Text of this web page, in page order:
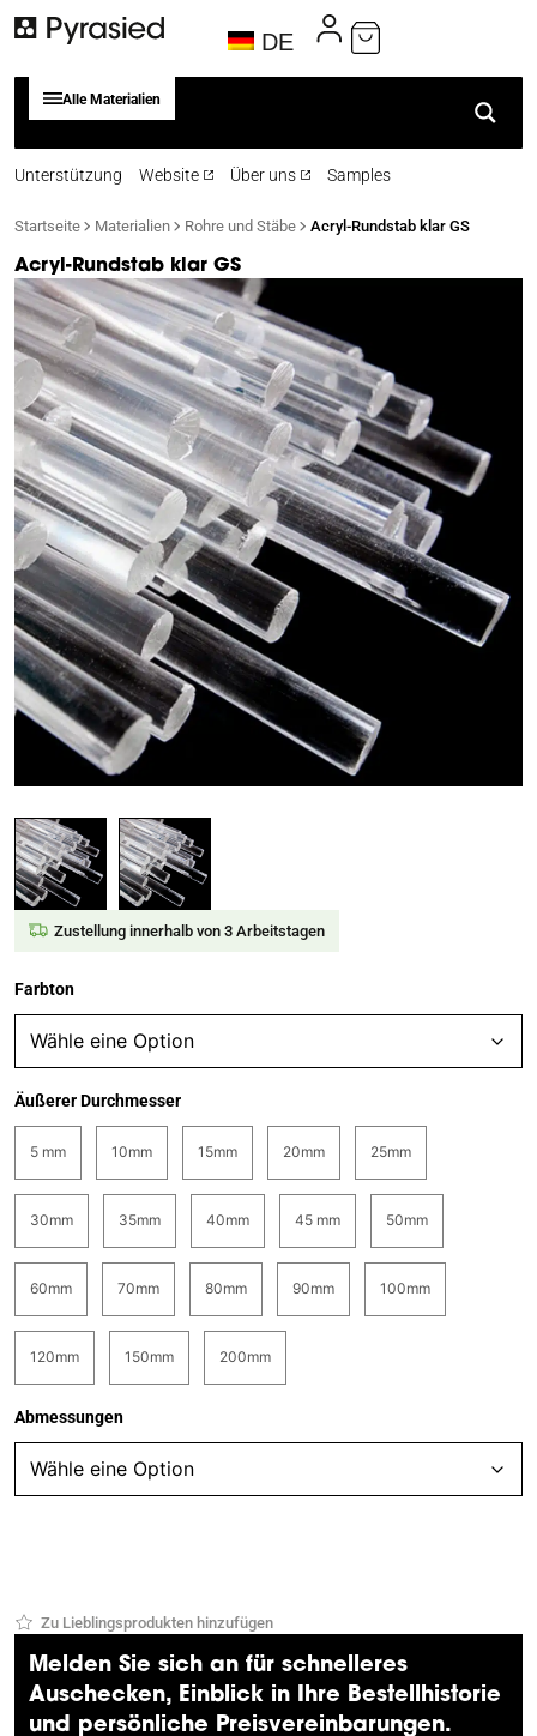
DE
Alle Materialien
Unterstützung Website Über uns Samples
Startseite Materialien Rohre und Stäbe Acryl-Rundstab klar GS
Acryl-Rundstab klar GS
Zustellung innerhalb von 3 Arbeitstagen
Farbton
Äußerer Durchmesser
5 mm 10mm 15mm 20mm 25mm
30mm 35mm 40mm 45 mm 50mm
60mm 70mm 80mm 90mm 100mm
120mm 150mm 200mm
Abmessungen
Zu Lieblingsprodukten hinzufügen
Melden Sie sich an für schnelleres
Auschecken, Einblick in Ihre Bestellhistorie
und persönliche Preisvereinbarungen.